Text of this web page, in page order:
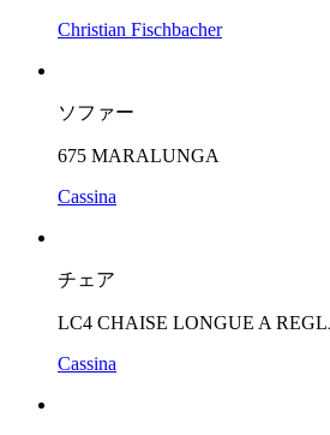
Christian Fischbacher
ソファー
675 MARALUNGA
Cassina
チェア
LC4 CHAISE LONGUE A
Cassina